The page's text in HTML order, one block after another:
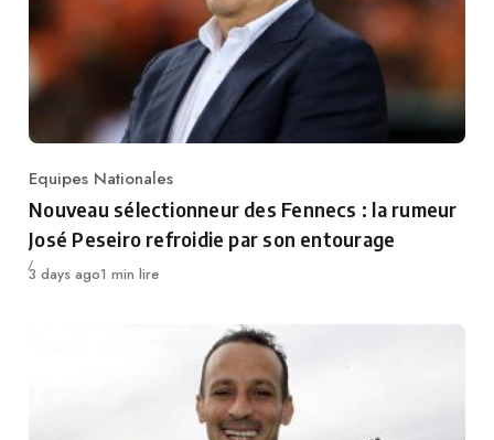
Category
Equipes Nationales
Nouveau sélectionneur des Fennecs : la rumeur
José Peseiro refroidie par son entourage
Publié
3 days ago1 min lire